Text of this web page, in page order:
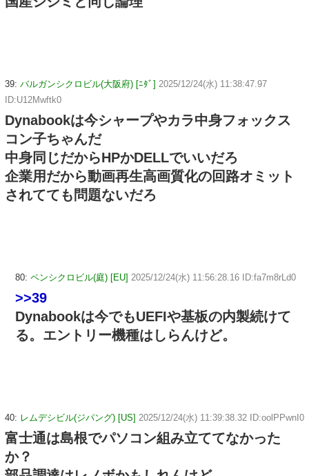
39: バルガンシクロビル(大阪府) [ﾆﾀﾞ] 2025/12/24(水) 11:38:47.97
ID:U12Mwftk0
Dynabookは今シャープやカラ中身フォックス
コン子ちゃんだ
中身同じだからHPかDELLでいいだろ
企業用だから動画再生高画質化の回路オミット
されてても問題ないだろ
80: ペンシクロビル(庭) [EU] 2025/12/24(水) 11:56:28.16 ID:fa7m8rLd0
>>39
Dynabookは今でもUEFIや基板の内製続けて
る。エントリー機種はしらんけど。
40: レムデシビル(ジパング) [US] 2025/12/24(水) 11:39:38.32 ID:oolPPwnI0
富士通は島根でパソコン組み立ててなかった
か？